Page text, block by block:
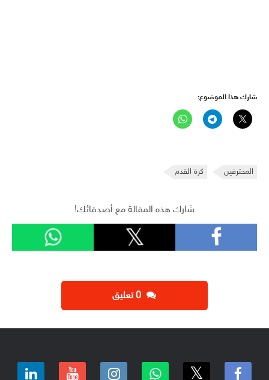
شارك هذا الموضوع:
المحترفين كرة القدم
شارك هذه المقالة مع أصدقائك!